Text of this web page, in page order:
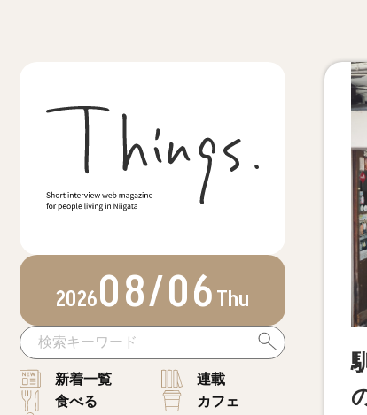
202608/06Thu
新着一覧
連載
食べる
カフェ